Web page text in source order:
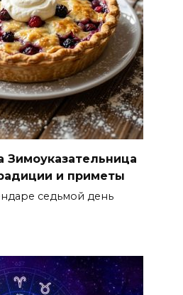
Зимоуказательница
и приметы
седьмой день